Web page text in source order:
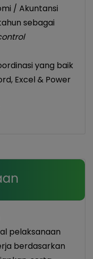
/ Akuntansi
sebagai
yang baik
Excel & Power
pelaksanaan
berdasarkan